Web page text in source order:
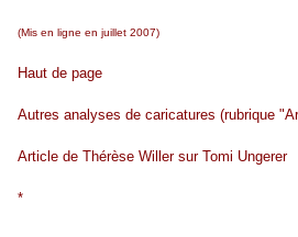
(Mis en ligne en juillet 2007)
Haut de page
Autres analyses de caricatures (rubrique
Article de Thérèse Willer sur Tomi Ungerer
*